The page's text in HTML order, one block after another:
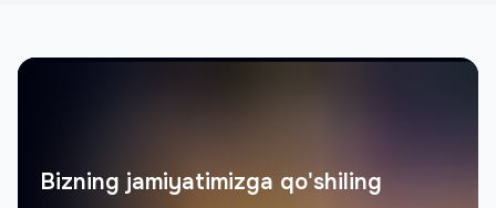
arxitektorlarni, quruvchilarni o'ylab ishga qo'l urishibdi,
birgalikda ishlash niyatimiz bor, minnatdorchilik bildiramiz,
Bizning jamiyatimizga qo'shiling